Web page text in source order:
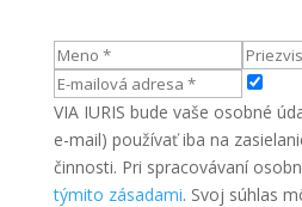
VIA IURIS bude vaše osobné
e-mail) používať iba na
činnosti. Pri spracovávaní
týmito zásadami. Svoj súhlas